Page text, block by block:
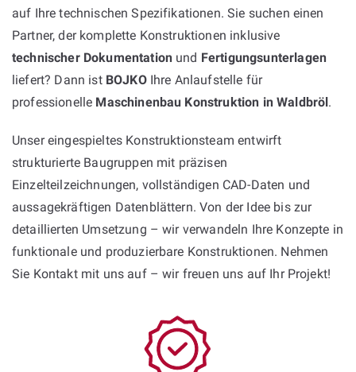
auf Ihre technischen Spezifikationen. Sie suchen einen
Partner, der komplette Konstruktionen inklusive
technischer Dokumentation und Fertigungsunterlagen
liefert? Dann ist BOJKOIhre Anlaufstelle für
professionelle Maschinenbau Konstruktion in Waldbröl.
Unser eingespieltes Konstruktionsteam entwirft
strukturierte Baugruppen mit präzisen
Einzelteilzeichnungen, vollständigen CAD-Daten und
aussagekräftigen Datenblättern. Von der Idee bis zur
detaillierten Umsetzung – wir verwandeln Ihre Konzepte in
funktionale und produzierbare Konstruktionen. Nehmen
Sie Kontakt mit uns auf – wir freuen uns auf Ihr Projekt!